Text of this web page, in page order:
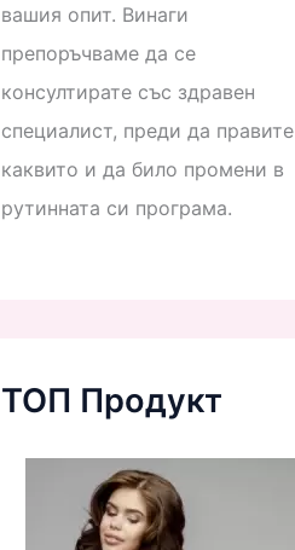
вашия опит. Винаги
препоръчваме да се
консултирате със здравен
специалист, преди да правите
каквито и да било промени в
рутинната си програма.
ТОП Продукт